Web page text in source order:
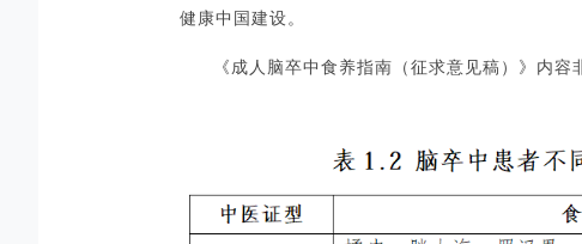
健康中国建设。
《成人脑卒中食养指南（征求意见稿）》内